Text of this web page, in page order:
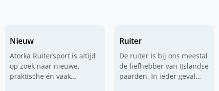
Nieuw
Atorka Ruitersport is altijd
op zoek naar nieuwe,
praktische én vaak
Ruiter
De ruiter is bij ons meestal
de liefhebber van IJslandse
paarden. In ieder geval